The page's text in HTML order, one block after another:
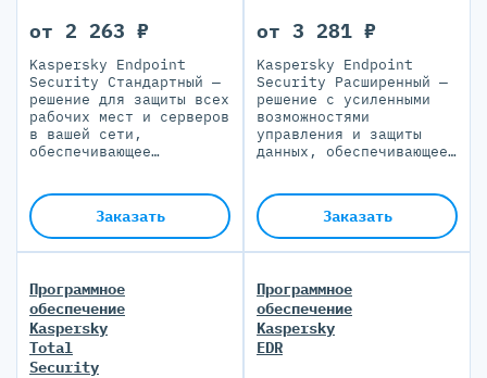
от 2 263 ₽
Kaspersky Endpoint
Security Стандартный —
решение для защиты всех
рабочих мест и серверов
в вашей сети,
обеспечивающее
управление
Заказать
от 3 281 ₽
Kaspersky Endpoint
Security Расширенный —
решение с усиленными
возможностями
управления и защиты
данных, обеспечивающее
кражи корпоративной и
финансовой информации
Заказать
Программное
обеспечение
Kaspersky
Total
Security
Программное
обеспечение
Kaspersky
EDR